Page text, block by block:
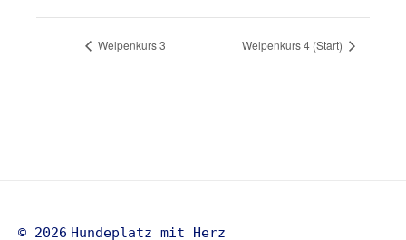
Veranstaltung-
Welpenkurs 3 Welpenkurs 4 (Start)
© 2026 Hundeplatz mit Herz